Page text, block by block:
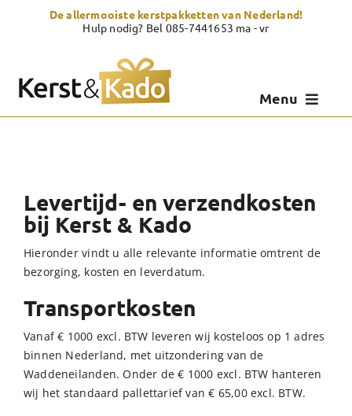
De allermooiste kerstpakketten van Nederland!
Hulp nodig? Bel 085-7441653 ma - vr
Menu
Zelf samenstellen
Showroom
Over Kerst & Kado
Levertijd- en verzendkosten
bij Kerst & Kado
Hieronder vindt u alle relevante informatie omtrent de
bezorging, kosten en leverdatum.
Transportkosten
Vanaf € 1000 excl. BTW leveren wij kosteloos op 1 adres
binnen Nederland, met uitzondering van de
Waddeneilanden. Onder de € 1000 excl. BTW hanteren
wij het standaard pallettarief van € 65,00 excl. BTW.